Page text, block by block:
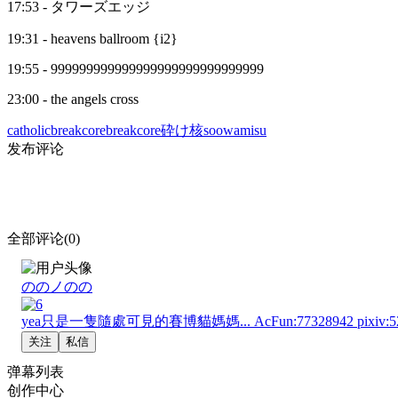
17:53 - タワーズエッジ
19:31 - heavens ballroom {i2}
19:55 - 999999999999999999999999999999
23:00 - the angels cross
catholicbreakcorebreakcore砕け核soowamisu
发布评论
全部评论(0)
ののノのの
yea只是一隻隨處可見的賽博貓媽媽... AcFun:77328942
关注 私信
弹幕列表
创作中心